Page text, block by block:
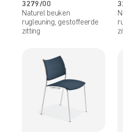
3279/00
Naturel beuken
rugleuning, gestoffeerde
zitting